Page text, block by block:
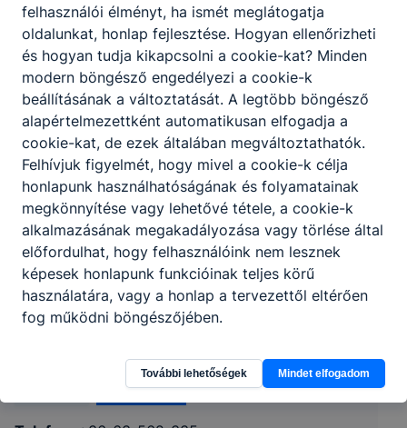
Hódmezővásárhelyi SZC Szentesi Zsoldos
Ferenc Technikum
KRÉTA
felhasználói élményt, ha ismét meglátogatja
oldalunkat, honlap fejlesztése. Hogyan ellenőrizheti
és hogyan tudja kikapcsolni a cookie-kat? Minden
modern böngésző engedélyezi a cookie-k
beállításának a változtatását. A legtöbb böngésző
alapértelmezettként automatikusan elfogadja a
cookie-kat, de ezek általában megváltoztathatók.
Felhívjuk figyelmét, hogy mivel a cookie-k célja
honlapunk használhatóságának és folyamatainak
megkönnyítése vagy lehetővé tétele, a cookie-k
alkalmazásának megakadályozása vagy törlése által
előfordulhat, hogy felhasználóink nem lesznek
képesek honlapunk funkcióinak teljes körű
használatára, vagy a honlap a tervezettől eltérően
fog működni böngészőjében.
További lehetőségek Mindet elfogadom